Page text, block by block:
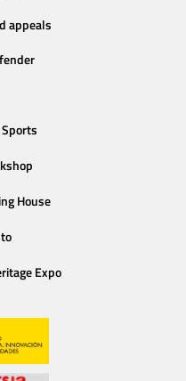
appeals
House
Expo